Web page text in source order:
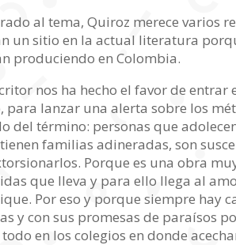
al tema, Quiroz merece varios
un sitio en la actual literatura
produciendo en Colombia.
nos ha hecho el favor de
para lanzar una alerta sobre los
del término: personas que
familias adineradas, son
Porque es una obra
que lleva y para ello llega al
Por eso y porque siempre hay
y con sus promesas de paraísos
en los colegios en donde